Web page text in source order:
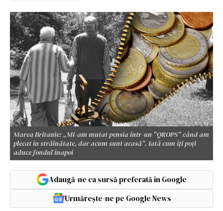
Marea Britanie: „Mi-am mutat pensia într-un "QROPS" când am
plecat în străinătate, dar acum sunt acasă”. Iată cum îți poți
aduce fondul înapoi
Adaugă-ne ca sursă preferată în Google
Urmărește-ne pe Google News